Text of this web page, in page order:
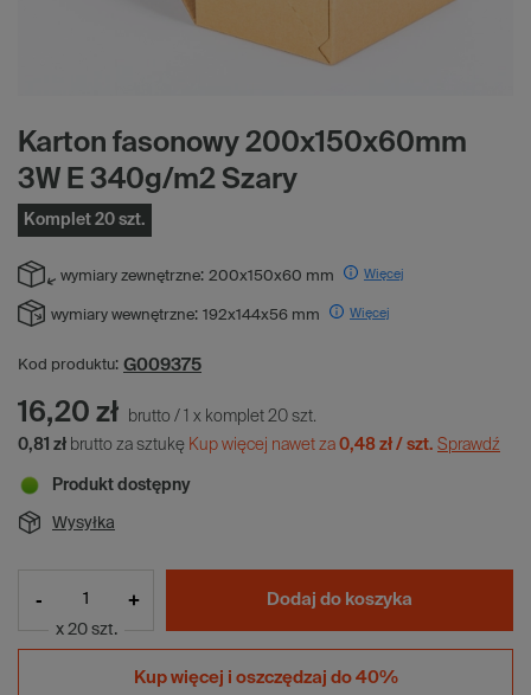
Karton fasonowy 200x150x60mm
3W E 340g/m2 Szary
Komplet 20 szt.
wymiary zewnętrzne: 200x150x60 mm Więcej
wymiary wewnętrzne: 192x144x56 mm Więcej
Kod produktu: G009375
16,20 zł brutto / 1 x komplet 20 szt.
0,81 zł brutto za sztukę Kup więcej nawet za 0,48 zł / szt. Sprawdź
Produkt dostępny
Wysyłka
- +
x 20 szt.
Dodaj do koszyka
Kup więcej i oszczędzaj do 40%